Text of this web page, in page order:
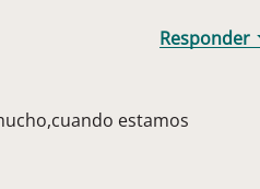
estamos